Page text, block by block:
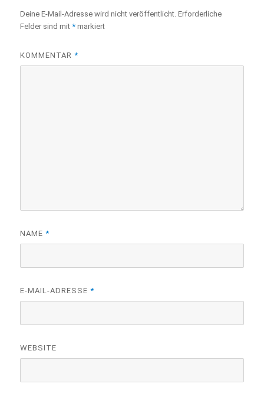
Deine E-Mail-Adresse wird nicht veröffentlicht. Erforderliche
Felder sind mit* markiert
KOMMENTAR*
NAME*
E-MAIL-ADRESSE*
WEBSITE